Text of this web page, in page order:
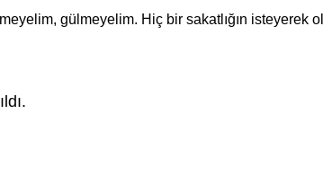
gülmeyelim. Hiç bir sakatlığın isteyerek